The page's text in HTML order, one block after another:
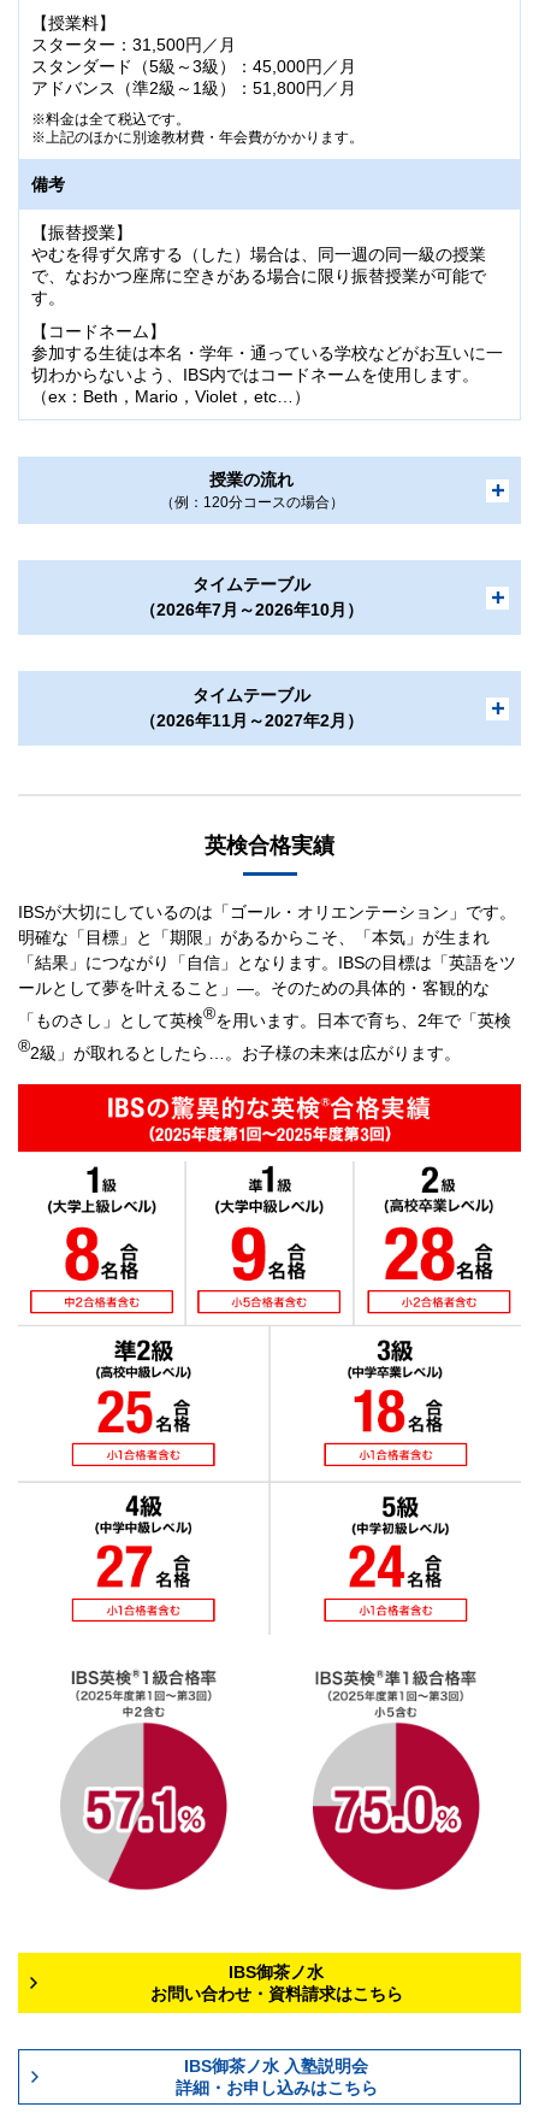
【授業料】
スターター：31,500円／月
スタンダード（5級～3級）：45,000円／月
アドバンス（準2級～1級）：51,800円／月
料金は全て税込です。
上記のほかに別途教材費・年会費がかかります。
備考
【振替授業】
やむを得ず欠席する（した）場合は、同一週の同一級の授業
で、なおかつ座席に空きがある場合に限り振替授業が可能で
す。
【コードネーム】
参加する生徒は本名・学年・通っている学校などがお互いに一
切わからないよう、IBS内ではコードネームを使用します。
（ex：Beth，Mario，Violet，etc…）
授業の流れ
（例：120分コースの場合）
多読ライブラリーにおいて、英語の本を読んだり借りる本を選ん
だりします。ライブラリーにはライブラリアンがいて、個々のお
す。
※2 ブリーフィングタイムとは？
当日の授業内容のポイントを伝え、次回授業までにやっておくべ
きことを保護者の皆様に直接伝える時間です。なお、ブリーフィ
ングタイム中は日本語で保護者様へ説明を行います。
タイムテーブル
（2026年7月～2026年10月）
準1級Bクラスは小学生、準1級Bridgeクラスは小学5年生以上の方が受講
対象です。1級、Bridgeクラスは生徒様のみのご出席です。
中学生以上の方は生徒様のみのご出席です。
状況によりタイムテーブルが変更になる場合がございます。
木曜日・日曜日 休校
タイムテーブル
（2026年11月～2027年2月）
準1級Bクラスは小学生、準1級Bridgeクラスは小学5年生以上の方が受講
対象です。1級、Bridgeクラスは生徒様のみのご出席です。
中学生以上の方は生徒様のみのご出席です。
木曜日・日曜日 休校
英検合格実績
IBSが大切にしているのは「ゴール・オリエンテーション」です。
明確な「目標」と「期限」があるからこそ、「本気」が生まれ
「結果」につながり「自信」となります。IBSの目標は「英語をツ
ールとして夢を叶えること」―。そのための具体的・客観的な
「ものさし」として英検®を用います。日本で育ち、2年で「英検
®2級」が取れるとしたら…。お子様の未来は広がります。
IBS御茶ノ水
お問い合わせ・資料請求はこちら
IBS御茶ノ水 入塾説明会
詳細・お申し込みはこちら